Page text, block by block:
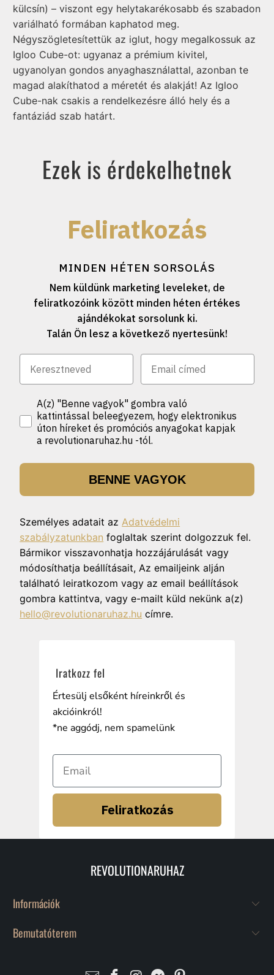
külcsín) – viszont egy helytakarékosabb és szabadon
variálható formában kaphatod meg.
Négyszögletesítettük az iglut, hogy megalkossuk az
Igloo Cube-ot: ugyanaz a prémium kivitel,
ugyanolyan gondos anyaghasználattal, azonban te
magad alakíthatod a méretét és alakját! Az Igloo
Cube-nak csakis a rendelkezésre álló hely és a
fantáziád szab határt.
Ezek is érdekelhetnek
Feliratkozás
MINDEN HÉTEN SORSOLÁS
Nem küldünk marketing leveleket, de
feliratkozóink között minden héten értékes
ajándékokat sorsolunk ki.
Talán Ön lesz a következő nyertesünk!
A(z) "Benne vagyok" gombra való
kattintással beleegyezem, hogy elektronikus
úton híreket és promóciós anyagokat kapjak
a revolutionaruhaz.hu -tól.
BENNE VAGYOK
Személyes adatait az Adatvédelmi
szabályzatunkban foglaltak szerint dolgozzuk fel.
Bármikor visszavonhatja hozzájárulását vagy
módosíthatja beállításait, Az emailjeink alján
található leiratkozom vagy az email beállítások
gombra kattintva, vagy e-mailt küld nekünk a(z)
hello@revolutionaruhaz.hu címre.
Iratkozz fel
Értesülj elsőként híreinkről és
akcióinkról!
*ne aggódj, nem spamelünk
Feliratkozás
REVOLUTIONARUHAZ
Információk
Bemutatóterem